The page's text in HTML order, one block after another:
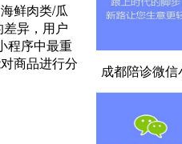
鲜肉类/瓜
异，用户
程序中最重
商品进行分
成都陪诊微